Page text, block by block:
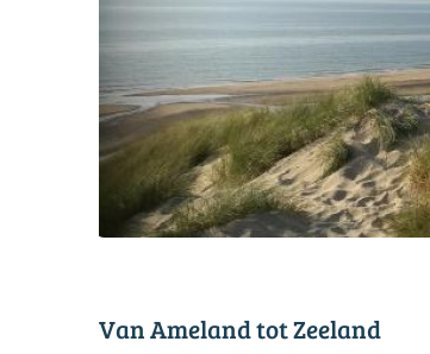
Van Ameland tot Zeeland